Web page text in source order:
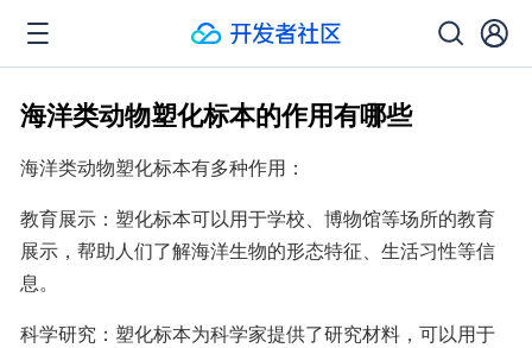
海洋类动物塑化标本的作用有哪些
海洋类动物塑化标本有多种作用：
教育展示：塑化标本可以用于学校、博物馆等场所的教育
展示，帮助人们了解海洋生物的形态特征、生活习性等信
息。
科学研究：塑化标本为科学家提供了研究材料，可以用于